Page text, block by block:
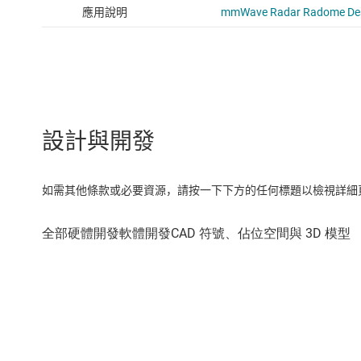
設計與開發
如需其他條款或必要資源，請按一下下方的任何標題以檢視詳